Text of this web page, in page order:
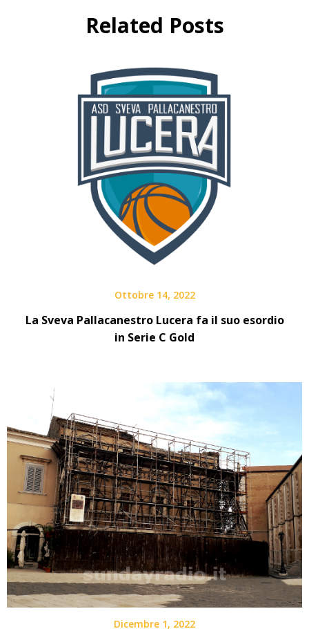
Related Posts
Ottobre 14, 2022
La Sveva Pallacanestro Lucera fa il suo esordio
in Serie C Gold
Dicembre 1, 2022